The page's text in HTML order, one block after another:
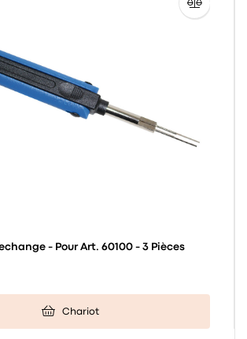
- Pour Art. 60100 - 3 Pièces
Chariot